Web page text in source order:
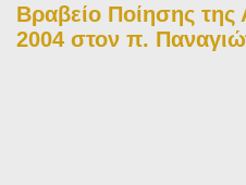
Βραβείο Ποίησης
2004 στον π.